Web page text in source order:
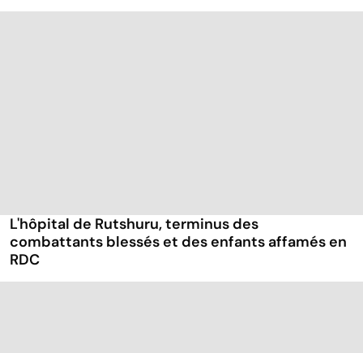
L'hôpital de Rutshuru, terminus des
combattants blessés et des enfants affamés en
RDC